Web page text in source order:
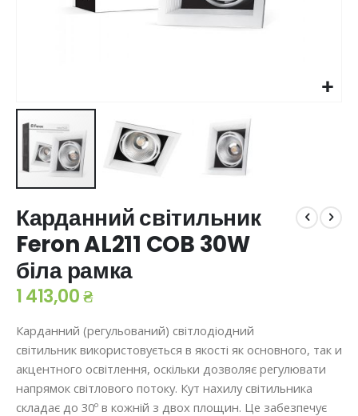
до
початку
галереї
зображень
Карданний світильник
Feron AL211 COB 30W
біла рамка
1 413,00 ₴
Карданний (регульований) світлодіодний
світильник використовується в якості як основного, так и
акцентного освітлення, оскільки дозволяє регулювати
напрямок світлового потоку. Кут нахилу світильника
складає до 30º в кожній з двох площин. Це забезпечує